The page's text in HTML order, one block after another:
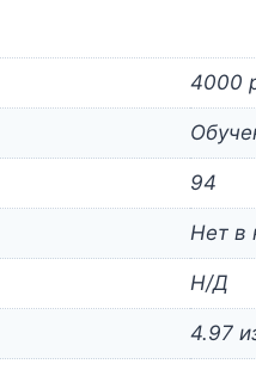
4000
94
Нет в
Н/Д
4.97